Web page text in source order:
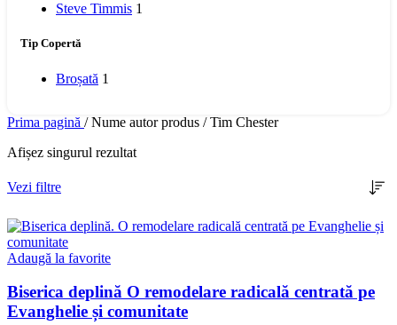
Steve Timmis 1
Tip Copertă
Broșată 1
Prima pagină / Nume autor produs / Tim Chester
Afișez singurul rezultat
Vezi filtre
Adaugă la favorite
Biserica deplină O remodelare radicală centrată pe
Evanghelie și comunitate